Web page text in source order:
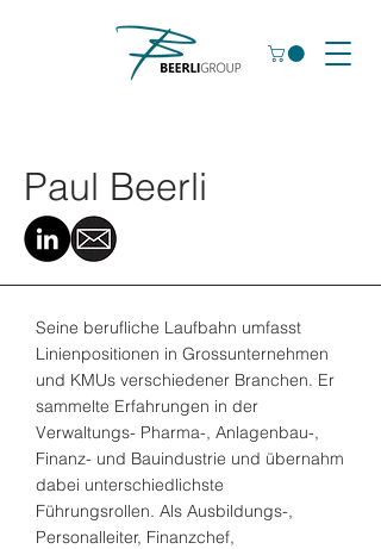
Paul Beerli
Seine berufliche Laufbahn umfasst
Linienpositionen in Grossunternehmen
und KMUs verschiedener Branchen. Er
sammelte Erfahrungen in der
Verwaltungs- Pharma-, Anlagenbau-,
Finanz- und Bauindustrie und übernahm
dabei unterschiedlichste
Führungsrollen. Als Ausbildungs-,
Personalleiter, Finanzchef,